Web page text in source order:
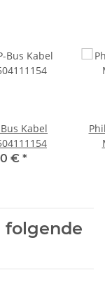
Kabel
€ *
folgende